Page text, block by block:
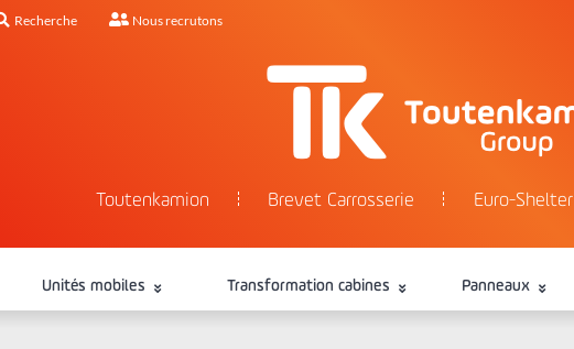
Recherche Nous recrutons
Toutenkamion Brevet Carrosserie Euro-Shelter
Unités mobiles Transformation cabines Panneaux